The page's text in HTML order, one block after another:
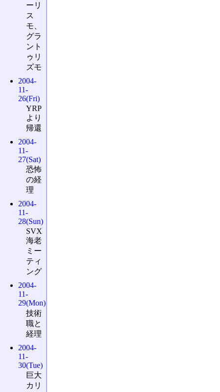
ーリ
ス
モ、
グラ
ント
ゥリ
ズモ
2004-
11-
26(Fri)
YRP
より
帰還
2004-
11-
27(Sat)
恐怖
の経
理
2004-
11-
28(Sun)
SVX
海老
ミー
ティ
ング
2004-
11-
29(Mon)
技術
職と
経理
2004-
11-
30(Tue)
巨大
カリ